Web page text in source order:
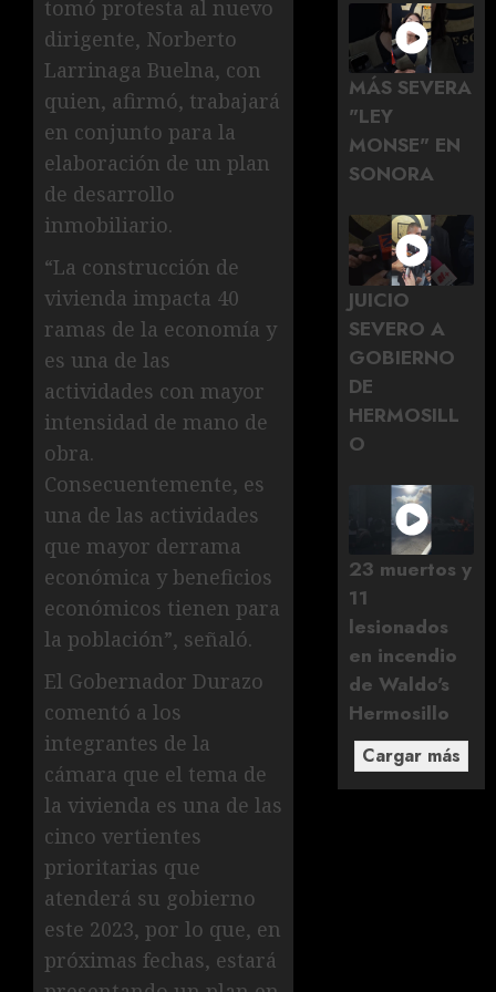
tomó protesta al nuevo
dirigente, Norberto
Larrinaga Buelna, con
quien, afirmó, trabajará
en conjunto para la
elaboración de un plan
de desarrollo
inmobiliario.
“La construcción de
vivienda impacta 40
ramas de la economía y
es una de las
actividades con mayor
intensidad de mano de
obra.
Consecuentemente, es
una de las actividades
que mayor derrama
económica y beneficios
económicos tienen para
la población”, señaló.
El Gobernador Durazo
comentó a los
integrantes de la
cámara que el tema de
la vivienda es una de las
cinco vertientes
prioritarias que
atenderá su gobierno
este 2023, por lo que, en
próximas fechas, estará
MÁS SEVERA
"LEY
MONSE" EN
SONORA
JUICIO
SEVERO A
GOBIERNO
DE
HERMOSILL
O
23 muertos y
11
lesionados
en incendio
de Waldo's
Hermosillo
Cargar más